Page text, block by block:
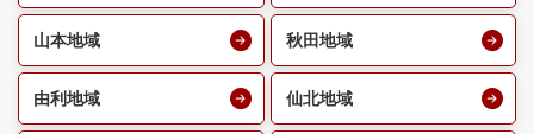
山本地域 秋田地域
由利地域 仙北地域